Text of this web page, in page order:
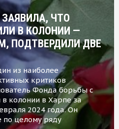
ЧТО
В КОЛОНИИ —
ПОДТВЕРДИЛИ ДВЕ
из наиболее
критиков
Фонда борьбы с
колонии в Харпе за
2024 года. Он
по целому ряду